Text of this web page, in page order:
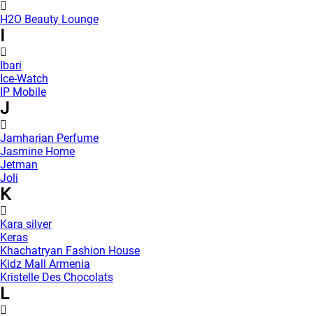
H2O Beauty Lounge
Ibari
Ice-Watch
IP Mobile
J
Jamharian Perfume
Jasmine Home
Jetman
Joli
K
Kara silver
Keras
Khachatryan Fashion House
Kidz Mall Armenia
Kristelle Des Chocolats
L